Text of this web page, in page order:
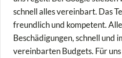
schnell alles vereinbart. Das
freundlich und kompetent.
Beschädigungen, schnell und
vereinbarten Budgets. Für